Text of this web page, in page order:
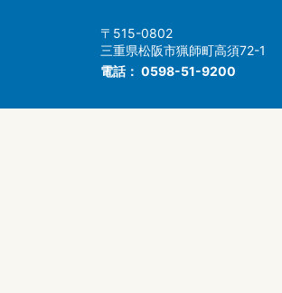
〒515-0802
三重県松阪市猟師町高須72-1
電話： 0598-51-9200